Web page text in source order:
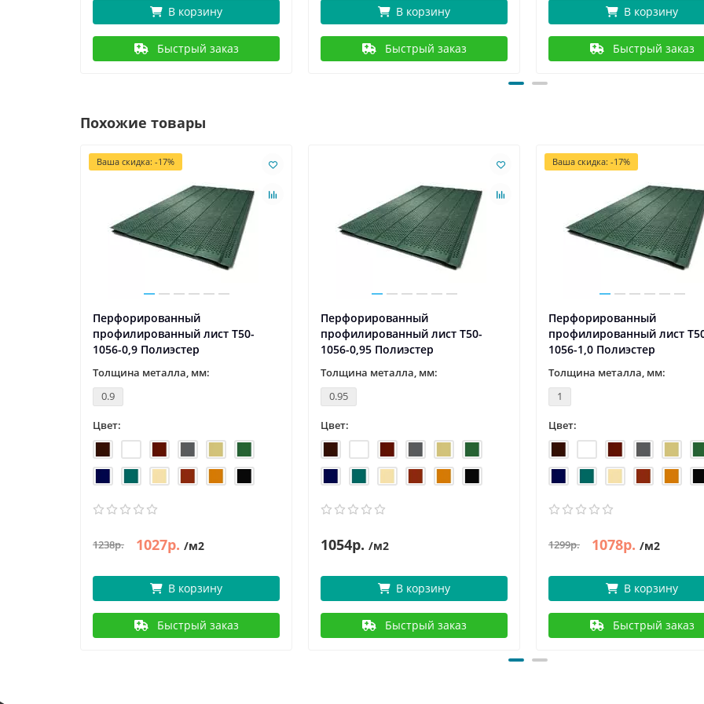
В корзину
Быстрый заказ
В корзину
Быстрый заказ
В корзину
Быстрый заказ
Похожие товары
Ваша скидка: -17%
Перфорированный
профилированный лист Т50-
1056-0,9 Полиэстер
Толщина металла, мм:
0.9
Цвет:
1238р. 1027р. /м2
В корзину
Быстрый заказ
Перфорированный
профилированный лист Т50-
1056-0,95 Полиэстер
Толщина металла, мм:
0.95
Цвет:
1054р. /м2
В корзину
Быстрый заказ
Ваша скидка: -17%
Перфорированный
профилированный лист
1056-1,0 Полиэстер
Толщина металла, мм:
1
Цвет:
1299р. 1078р. /м2
В корзину
Быстрый заказ